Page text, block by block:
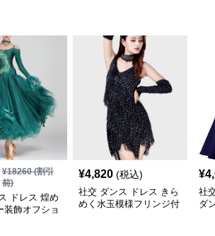
¥18260(割引
前)
ドレス 煌め
装飾オフショ
¥4,820 (税込)
社交 ダンス ドレス きら
めく水玉模様フリンジ付
¥
社
ダ